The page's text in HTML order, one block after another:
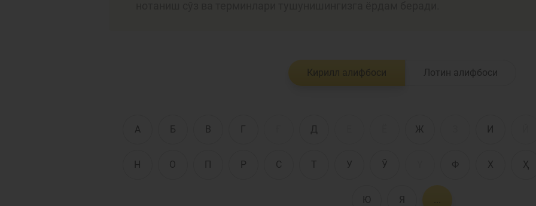
Банк хизматлари
истеъмолчилари
ҳуқуқлари
Тадбиркорлик
Кирилл алифбоси Лотин алифбоси
А Б В Г Д Ж И
Н О П Р С Т У Ў Ф Х Ҳ
Ю Я